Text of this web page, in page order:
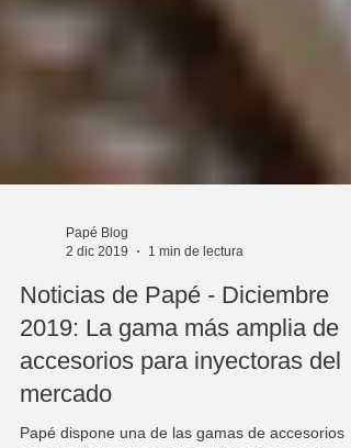
2 dic 2019
1 min de lectura
Noticias de Papé - Diciembre
2019: La gama más amplia de
accesorios para inyectoras del
mercado